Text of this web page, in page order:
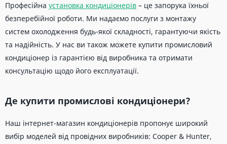
Професійна установка кондиціонерів – це запорука їхньої
безперебійної роботи. Ми надаємо послуги з монтажу
систем охолодження будь-якої складності, гарантуючи якість
та надійність. У нас ви також можете купити промисловий
кондиціонер із гарантією від виробника та отримати
консультацію щодо його експлуатації.
Де купити промислові кондиціонери?
Наш інтернет-магазин кондиціонерів пропонує широкий
вибір моделей від провідних виробників: Cooper & Hunter,